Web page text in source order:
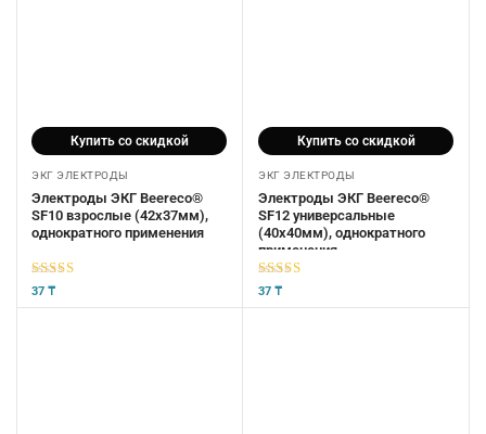
Купить со скидкой
ЭКГ ЭЛЕКТРОДЫ
Электроды ЭКГ Beereco®
SF10 взрослые (42х37мм),
однократного применения
5из 5
37 ₸
Купить со скидкой
ЭКГ ЭЛЕКТРОДЫ
Электроды ЭКГ Beereco®
SF12 универсальные
(40х40мм), однократного
применения
5из 5
37 ₸